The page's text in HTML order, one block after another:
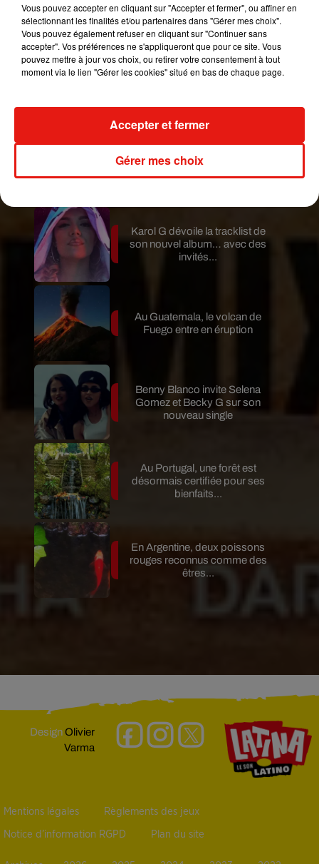
with youdate de 2017 et a été créée par les
frèresRenteriapour un artiste jamaïcain.Le
parquet dénonce ainsi une usurpation
intellectuelle. Affaire à suivre, donc !
Mundo Latino
Le fourmilier géant fait son retour
Karol G dévoile la tracklist de
son nouvel album… avec des
invités...
Au Guatemala, le volcan de
Fuego entre en éruption
Benny Blanco invite Selena
Gomez et Becky G sur son
nouveau single
Au Portugal, une forêt est
désormais certifiée pour ses
bienfaits...
En Argentine, deux poissons
rouges reconnus comme des
êtres...
DesignOlivier
Varma
Mentions légales Règlements des jeux
Notice d’information RGPD Plan du site
Vous pouvez accepter en cliquant sur "Accepter et fermer", ou affiner en
sélectionnant les finalités et/ou partenaires dans "Gérer mes choix".
Vous pouvez également refuser en cliquant sur "Continuer sans
accepter". Vos préférences ne s'appliqueront que pour ce site. Vous
pouvez mettre à jour vos choix, ou retirer votre consentement à tout
moment via le lien "Gérer les cookies" situé en bas de chaque page.
Gérer mes choix
Accepter et fermer